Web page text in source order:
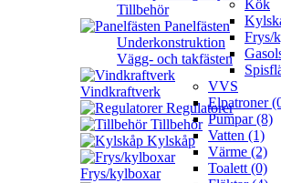
Tillbehör
Panelfästen
Underkonstruktion
Vägg- och takfästen
Vindkraftverk
Regulatorer
Tillbehör
Kylskåp
Frys/kylboxar
Kök
Frys/
VVS
Elpatroner
Pumpar (8)
Vatten (1)
Värme (2)
Toalett (0)